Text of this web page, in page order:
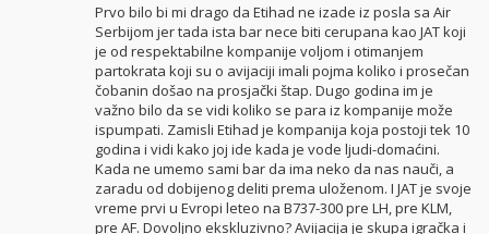
Prvo bilo bi mi drago da Etihad ne izade iz posla sa Air
Serbijom jer tada ista bar nece biti cerupana kao JAT koji
je od respektabilne kompanije voljom i otimanjem
partokrata koji su o avijaciji imali pojma koliko i prosečan
čobanin došao na prosjački štap. Dugo godina im je
važno bilo da se vidi koliko se para iz kompanije može
ispumpati. Zamisli Etihad je kompanija koja postoji tek 10
godina i vidi kako joj ide kada je vode ljudi-domaćini.
Kada ne umemo sami bar da ima neko da nas nauči, a
zaradu od dobijenog deliti prema uloženom. I JAT je svoje
vreme prvi u Evropi leteo na B737-300 pre LH, pre KLM,
pre AF. Dovoljno ekskluzivno? Avijacija je skupa igračka i